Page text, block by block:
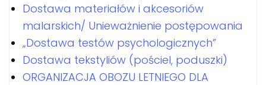
Dostawa materiałów i akcesoriów
malarskich/ Unieważnienie postępowania
„Dostawa testów psychologicznych”
Dostawa tekstyliów (pościel, poduszki)
ORGANIZACJA OBOZU LETNIEGO DLA